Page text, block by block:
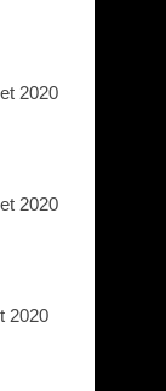
2020
2020
2020